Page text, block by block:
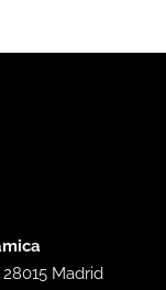
28015 Madrid